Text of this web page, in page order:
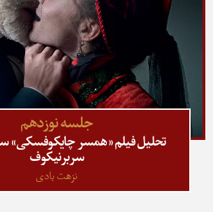
جلسه نوزدهم
تحلیل فیلم «همسر چایکوفسکی»
سربرنیکوف
نزهت بادی